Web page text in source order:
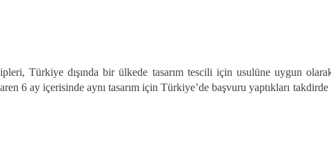
Türkiye dışında bir ülkede tasarım tescili için usulüne uygun
6 ay içerisinde aynı tasarım için Türkiye’de başvuru yaptıkları